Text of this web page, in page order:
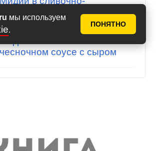
мы используем
.
ПОНЯТНО
чесночном соусе в
духовке
чесночном соусе с сыром